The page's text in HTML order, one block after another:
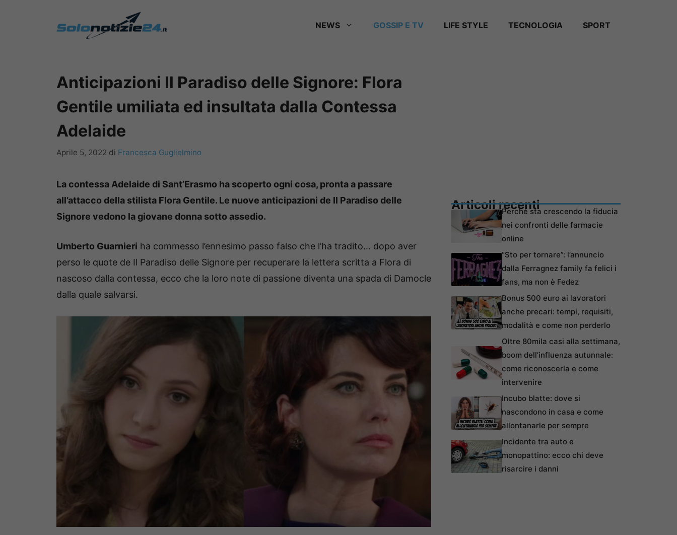
NEWS GOSSIP E TV LIFE STYLE TECNOLOGIA SPORT
Anticipazioni Il Paradiso delle Signore: Flora
Gentile umiliata ed insultata dalla Contessa
Adelaide
Aprile 5, 2022 di Francesca Guglielmino
La contessa Adelaide di Sant’Erasmo ha scoperto ogni cosa, pronta a passare
all’attacco della stilista Flora Gentile. Le nuove anticipazioni de Il Paradiso delle
Signore vedono la giovane donna sotto assedio.
Umberto Guarnieri ha commesso l’ennesimo passo falso che l’ha tradito… dopo aver
perso le quote de Il Paradiso delle Signore per recuperare la lettera scritta a Flora di
nascoso dalla contessa, ecco che la loro note di passione diventa una spada di Damocle
dalla quale salvarsi.
Articoli recentiPerché sta crescendo la fiducia
nei confronti delle farmacie
online
“Sto per tornare”: l’annuncio
dalla Ferragnez family fa felici i
fans, ma non è Fedez
Bonus 500 euro ai lavoratori
anche precari: tempi, requisiti,
modalità e come non perderlo
Oltre 80mila casi alla settimana,
boom dell’influenza autunnale:
come riconoscerla e come
intervenire
Incubo blatte: dove si
nascondono in casa e come
allontanarle per sempre
Incidente tra auto e
monopattino: ecco chi deve
risarcire i danni